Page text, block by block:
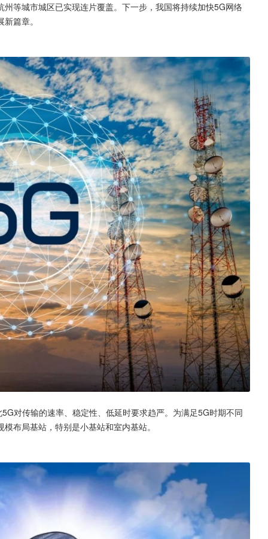
等城市城区已实现连片覆盖。下一步，我国将持续加快5G网络
篇章。
对传输的速率、稳定性、低延时要求趋严。为满足5G时期不同
布局基站，特别是小基站和室内基站。